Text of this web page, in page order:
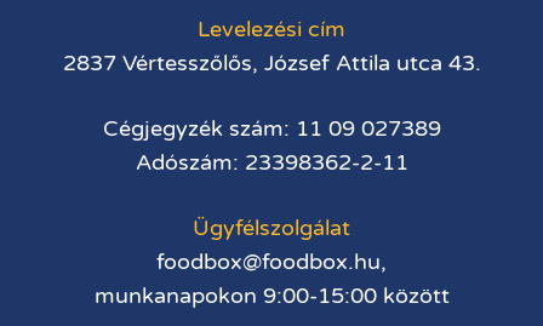
Levelezési cím
2837 Vértesszőlős, József Attila utca 43.
Cégjegyzék szám: 11 09 027389
Adószám: 23398362-2-11
Ügyfélszolgálat
foodbox@foodbox.hu,
munkanapokon 9:00-15:00 között